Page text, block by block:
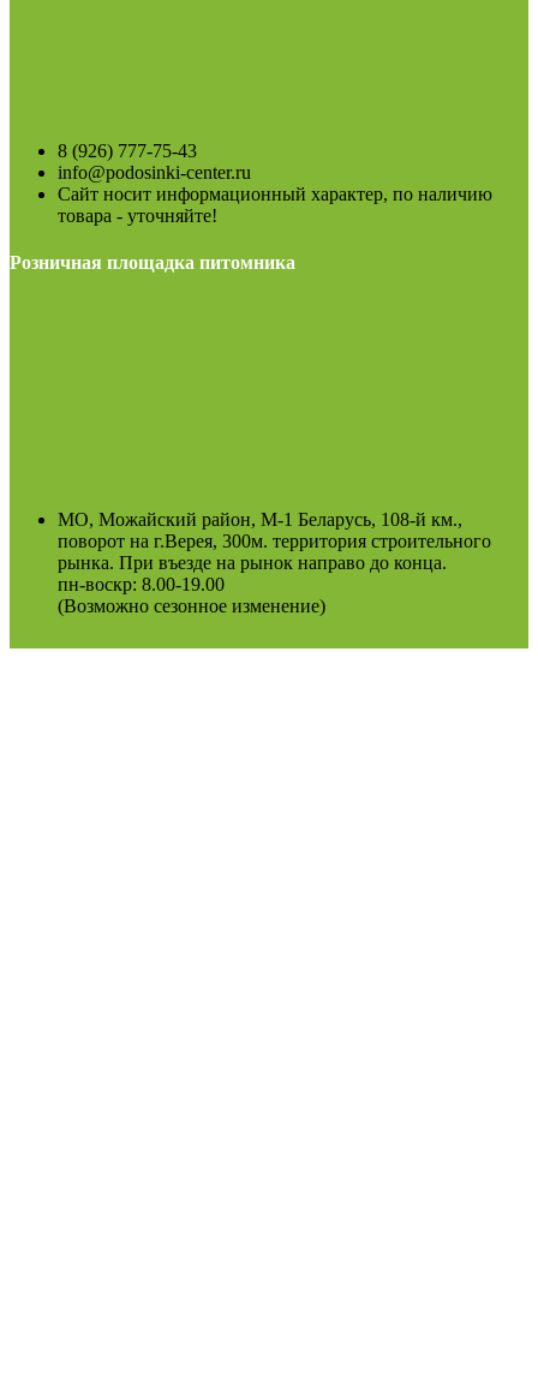
8 (926) 777-75-43
info@podosinki-center.ru
Сайт носит информационный характер, по наличию
товара - уточняйте!
Розничная площадка питомника
МО, Можайский район, М-1 Беларусь, 108-й км.,
поворот на г.Верея, 300м. территория строительного
рынка. При въезде на рынок направо до конца.
пн-воскр: 8.00-19.00
(Возможно сезонное изменение)